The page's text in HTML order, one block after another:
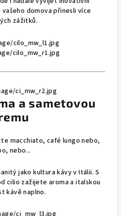
domova přinesli více
zážitků.
a sametovou
macchiato, café lungo nebo,
nebo...
jako kultura kávy v Itálii. S
cilio zažijete aroma a italskou
kávě naplno.